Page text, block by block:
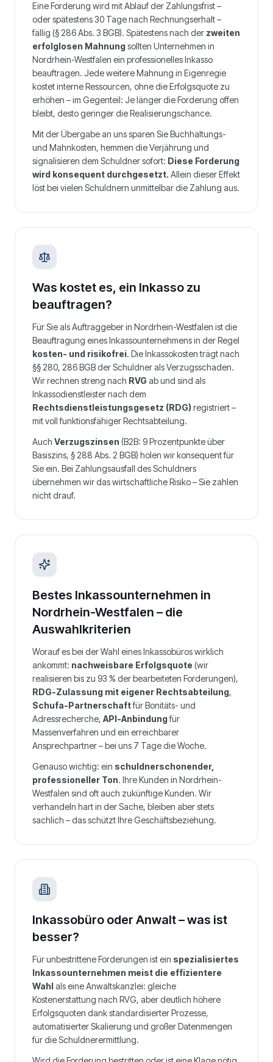
Eine Forderung wird mit Ablauf der Zahlungsfrist –
oder spätestens 30 Tage nach Rechnungserhalt –
fällig (§ 286 Abs. 3 BGB). Spätestens nach der zweiten
erfolglosen Mahnungsollten Unternehmen in
Nordrhein-Westfalen ein professionelles Inkasso
beauftragen. Jede weitere Mahnung in Eigenregie
kostet interne Ressourcen, ohne die Erfolgsquote zu
erhöhen – im Gegenteil: Je länger die Forderung offen
bleibt, desto geringer die Realisierungschance.
Mit der Übergabe an uns sparen Sie Buchhaltungs-
und Mahnkosten, hemmen die Verjährung und
signalisieren dem Schuldner sofort: Diese Forderung
wird konsequent durchgesetzt. Allein dieser Effekt
löst bei vielen Schuldnern unmittelbar die Zahlung aus.
Was kostet es, ein Inkasso zu
beauftragen?
Für Sie als Auftraggeber in Nordrhein-Westfalen ist die
Beauftragung eines Inkassounternehmens in der Regel
kosten- und risikofrei. Die Inkassokosten trägt nach
§§ 280, 286 BGB der Schuldner als Verzugsschaden.
Wir rechnen streng nach RVGab und sind als
Inkassodienstleister nach dem
Rechtsdienstleistungsgesetz (RDG) registriert –
mit voll funktionsfähiger Rechtsabteilung.
Auch Verzugszinsen (B2B: 9 Prozentpunkte über
Basiszins, § 288 Abs. 2 BGB) holen wir konsequent für
Sie ein. Bei Zahlungsausfall des Schuldners
übernehmen wir das wirtschaftliche Risiko – Sie zahlen
nicht drauf.
Bestes Inkassounternehmen in
Nordrhein-Westfalen – die
Auswahlkriterien
Worauf es bei der Wahl eines Inkassobüros wirklich
ankommt: nachweisbare Erfolgsquote (wir
realisieren bis zu 93 % der bearbeiteten Forderungen),
RDG-Zulassung mit eigener Rechtsabteilung,
Schufa-Partnerschaftfür Bonitäts- und
Adressrecherche, API-Anbindungfür
Massenverfahren und ein erreichbarer
Ansprechpartner – bei uns 7 Tage die Woche.
Genauso wichtig: ein schuldnerschonender,
professioneller Ton. Ihre Kunden in Nordrhein-
Westfalen sind oft auch zukünftige Kunden. Wir
verhandeln hart in der Sache, bleiben aber stets
sachlich – das schützt Ihre Geschäftsbeziehung.
Inkassobüro oder Anwalt – was ist
besser?
Für unbestrittene Forderungen ist ein spezialisiertes
Inkassounternehmen meist die effizientere
Wahlals eine Anwaltskanzlei: gleiche
Kostenerstattung nach RVG, aber deutlich höhere
Erfolgsquoten dank standardisierter Prozesse,
automatisierter Skalierung und großer Datenmengen
für die Schuldnerermittlung.